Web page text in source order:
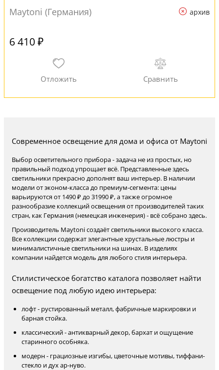
Maytoni (Германия)
архив
6 410 ₽
Современное освещение для дома и офиса от Maytoni
Выбор осветительного прибора - задача не из простых, но
правильный подход упрощает всё. Представленные здесь
светильники прекрасно дополнят ваш интерьер. В наличии
модели от эконом-класса до премиум-сегмента: цены
варьируются от 1490 ₽ до 31990 ₽, а также огромное
разнообразие коллекций освещения от производителей таких
стран, как Германия (немецкая инженерия) - всё собрано здесь.
Производитель Maytoni создаёт светильники высокого класса.
Все коллекции содержат элегантные хрустальные люстры и
минималистичные светильники на шинах. В изделиях
компании найдется модель для любого стиля интерьера.
Стилистическое богатство каталога позволяет найти
освещение под любую идею интерьера:
лофт - рустированный металл, фабричные маркировки и
барная стойка.
классический - антикварный декор, бархат и ощущение
старинного особняка.
модерн - грациозные изгибы, цветочные мотивы, тиффани-
стекло и дух ар-нуво.